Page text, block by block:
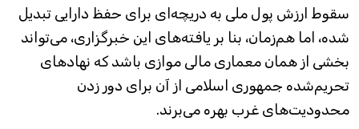
سقوط ارزش پول ملی به دریچه‌ای برای حفظ دارایی تبدیل
شده، اما هم‌زمان، بنا بر یافته‌های این خبرگزاری، می‌تواند
بخشی از همان معماری مالی موازی باشد که نهادهای
تحریم‌شده جمهوری اسلامی از آن برای دور زدن
محدودیت‌های غرب بهره می‌برند.